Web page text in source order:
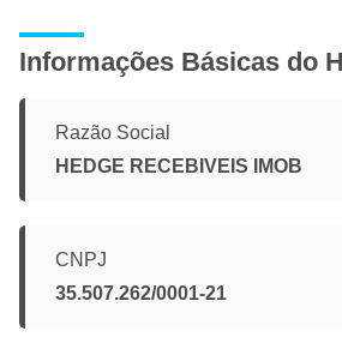
Informações Básicas do
Razão Social
HEDGE RECEBIVEIS IMOB
CNPJ
35.507.262/0001-21